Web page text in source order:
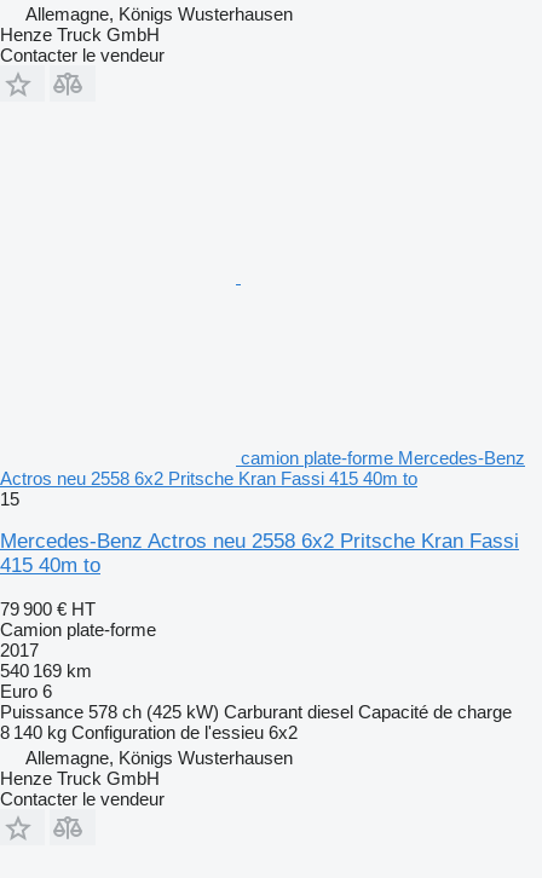
Allemagne, Königs Wusterhausen
Henze Truck GmbH
Contacter le vendeur
camion plate-forme Mercedes-Benz
Actros neu 2558 6x2 Pritsche Kran Fassi 415 40m to
15
Mercedes-Benz Actros neu 2558 6x2 Pritsche Kran Fassi
415 40m to
79 900 € HT
Camion plate-forme
2017
540 169 km
Euro 6
Puissance 578 ch (425 kW) Carburant diesel Capacité de charge
8 140 kg Configuration de l'essieu 6x2
Allemagne, Königs Wusterhausen
Henze Truck GmbH
Contacter le vendeur